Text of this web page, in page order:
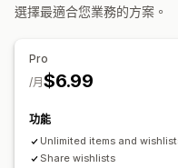
自訂
自訂版面配置
選擇最適合您業務的方案。
Pro
$6.99
/月
功能
Unlimited items and
Share wishlists